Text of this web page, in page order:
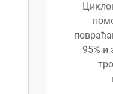
95% и